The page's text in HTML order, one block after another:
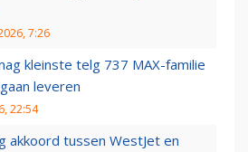
7:26
kleinste telg 737 MAX-familie
leveren
22:54
akkoord tussen WestJet en